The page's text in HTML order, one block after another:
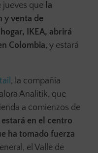
jueves que la
y venta de
IKEA, abrirá
Colombia, y estará
, la compañía
Analitik, que
a comienzos de
en el centro
ha tomado fuerza
el Valle de